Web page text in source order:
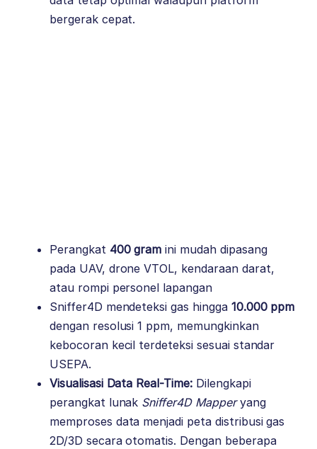
bergerak cepat.
Perangkat400 gram ini mudah dipasang
pada UAV, drone VTOL, kendaraan darat,
atau rompi personel lapangan
Sniffer4D mendeteksi gas hingga 10.000 ppm
dengan resolusi 1 ppm, memungkinkan
kebocoran kecil terdeteksi sesuai standar
USEPA.
Visualisasi Data Real-Time:Dilengkapi
perangkat lunak Sniffer4D Mapperyang
memproses data menjadi peta distribusi gas
2D/3D secara otomatis. Dengan beberapa